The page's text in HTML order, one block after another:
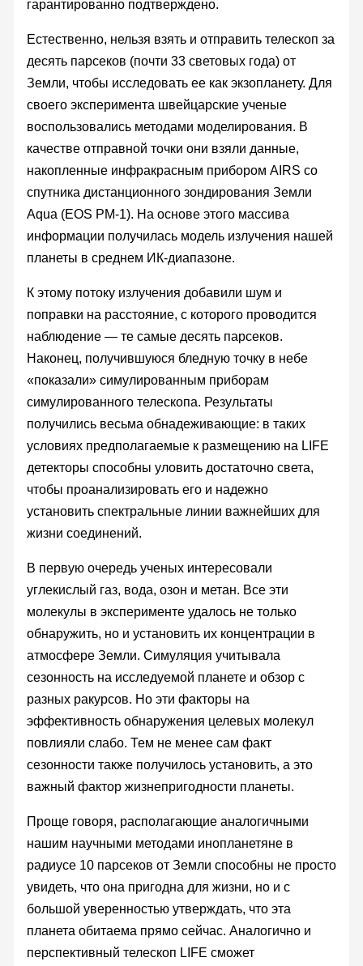
гарантированно подтверждено.
Естественно, нельзя взять и отправить телескоп за
десять парсеков (почти 33 световых года) от
Земли, чтобы исследовать ее как экзопланету. Для
своего эксперимента швейцарские ученые
воспользовались методами моделирования. В
качестве отправной точки они взяли данные,
накопленные инфракрасным прибором AIRS со
спутника дистанционного зондирования Земли
Aqua (EOS PM-1). На основе этого массива
информации получилась модель излучения нашей
планеты в среднем ИК-диапазоне.
К этому потоку излучения добавили шум и
поправки на расстояние, с которого проводится
наблюдение — те самые десять парсеков.
Наконец, получившуюся бледную точку в небе
«показали» симулированным приборам
симулированного телескопа. Результаты
получились весьма обнадеживающие: в таких
условиях предполагаемые к размещению на LIFE
детекторы способны уловить достаточно света,
чтобы проанализировать его и надежно
установить спектральные линии важнейших для
жизни соединений.
В первую очередь ученых интересовали
углекислый газ, вода, озон и метан. Все эти
молекулы в эксперименте удалось не только
обнаружить, но и установить их концентрации в
атмосфере Земли. Симуляция учитывала
сезонность на исследуемой планете и обзор с
разных ракурсов. Но эти факторы на
эффективность обнаружения целевых молекул
повлияли слабо. Тем не менее сам факт
сезонности также получилось установить, а это
важный фактор жизнепригодности планеты.
Проще говоря, располагающие аналогичными
нашим научными методами инопланетяне в
радиусе 10 парсеков от Земли способны не просто
увидеть, что она пригодна для жизни, но и с
большой уверенностью утверждать, что эта
планета обитаема прямо сейчас. Аналогично и
перспективный телескоп LIFE сможет